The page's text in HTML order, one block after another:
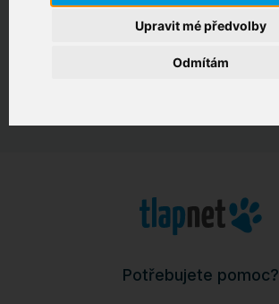
Odmítám
Upravit mé předvolby
Zapomenuté heslo
Potřebujete pomoc?